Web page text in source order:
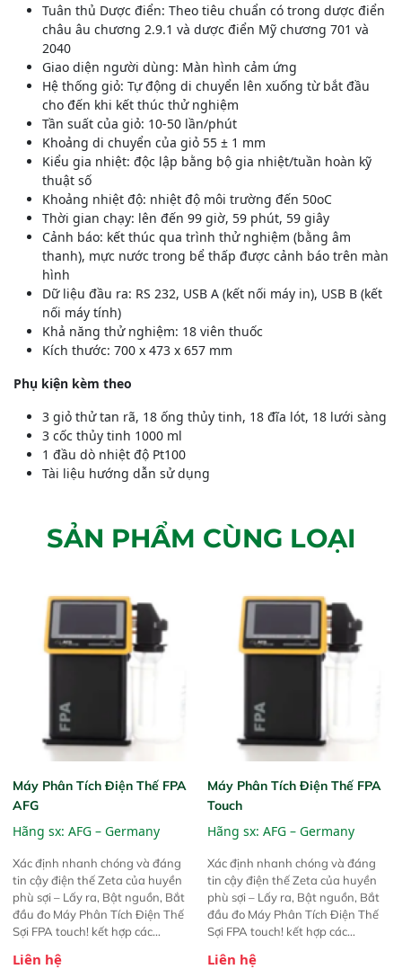
Tuân thủ Dược điển: Theo tiêu chuẩn có trong dược điển
châu âu chương 2.9.1 và dược điển Mỹ chương 701 và
2040
Giao diện người dùng: Màn hình cảm ứng
Hệ thống giỏ: Tự động di chuyển lên xuống từ bắt đầu
cho đến khi kết thúc thử nghiệm
Tần suất của giỏ: 10-50 lần/phút
Khoảng di chuyển của giỏ 55 ± 1 mm
Kiểu gia nhiệt: độc lập bằng bộ gia nhiệt/tuần hoàn kỹ
thuật số
Khoảng nhiệt độ: nhiệt độ môi trường đến 50oC
Thời gian chạy: lên đến 99 giờ, 59 phút, 59 giây
Cảnh báo: kết thúc qua trình thử nghiệm (bằng âm
thanh), mực nước trong bể thấp được cảnh báo trên màn
hình
Dữ liệu đầu ra: RS 232, USB A (kết nối máy in), USB B (kết
nối máy tính)
Khả năng thử nghiệm: 18 viên thuốc
Kích thước: 700 x 473 x 657 mm
Phụ kiện kèm theo
3 giỏ thử tan rã, 18 ống thủy tinh, 18 đĩa lót, 18 lưới sàng
3 cốc thủy tinh 1000 ml
1 đầu dò nhiệt độ Pt100
Tài liệu hướng dẫn sử dụng
SẢN PHẨM CÙNG LOẠI
Máy Phân Tích Điện Thế FPA
AFG
Hãng sx: AFG – Germany
Xác định nhanh chóng và đáng
tin cậy điện thế Zeta của huyền
phù sợi – Lấy ra, Bật nguồn, Bắt
đầu đo Máy Phân Tích Điện Thế
Sợi FPA touch! kết hợp các
được chứng minh với sự đơn giản
Liên hệ
Máy Phân Tích Điện Thế FPA
Touch
Hãng sx: AFG – Germany
Xác định nhanh chóng và đáng
tin cậy điện thế Zeta của huyền
phù sợi – Lấy ra, Bật nguồn, Bắt
đầu đo Máy Phân Tích Điện Thế
Sợi FPA touch! kết hợp các
được chứng minh với sự đơn giản
Liên hệ